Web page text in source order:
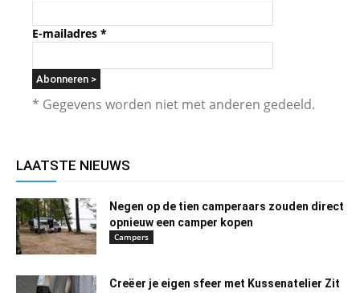
E-mailadres *
* Gegevens worden niet met anderen gedeeld.
LAATSTE NIEUWS
Negen op de tien camperaars zouden direct
opnieuw een camper kopen
Campers
Creëer je eigen sfeer met Kussenatelier Zit